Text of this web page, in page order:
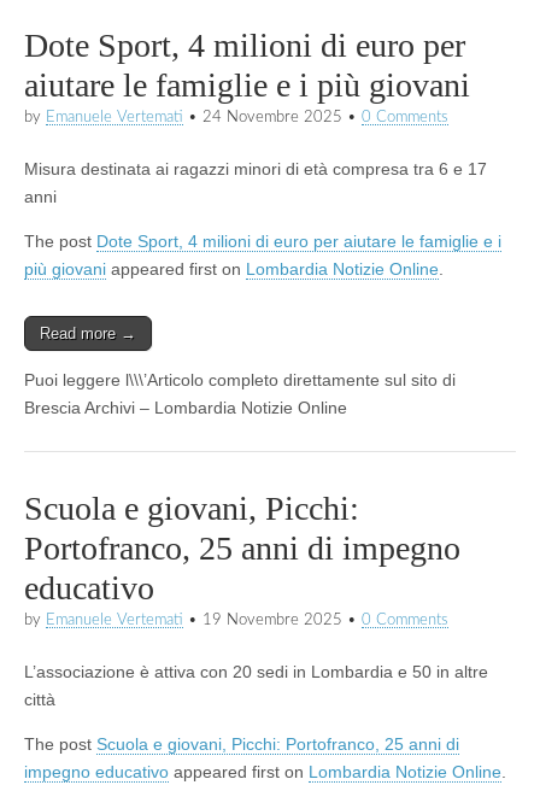
Dote Sport, 4 milioni di euro per
aiutare le famiglie e i più giovani
by Emanuele Vertemati • 24 Novembre 2025 • 0 Comments
Misura destinata ai ragazzi minori di età compresa tra 6 e 17
anni
The post Dote Sport, 4 milioni di euro per aiutare le famiglie e i
più giovani appeared first on Lombardia Notizie Online
Read more →
Puoi leggere l\\\’Articolo completo direttamente sul sito di
Brescia Archivi – Lombardia Notizie Online
Scuola e giovani, Picchi:
Portofranco, 25 anni di impegno
educativo
by Emanuele Vertemati • 19 Novembre 2025 • 0 Comments
L’associazione è attiva con 20 sedi in Lombardia e 50 in altre
città
The post Scuola e giovani, Picchi: Portofranco, 25 anni di
impegno educativo appeared first on Lombardia Notizie Online